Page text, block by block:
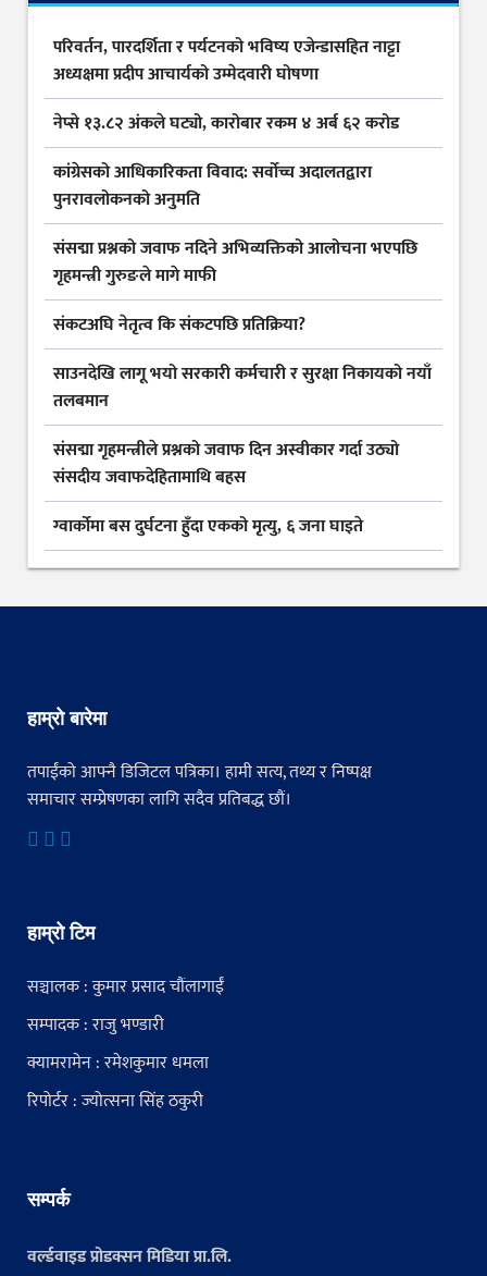
परिवर्तन, पारदर्शिता र पर्यटनको भविष्य एजेन्डासहित नाट्टा
अध्यक्षमा प्रदीप आचार्यको उम्मेदवारी घोषणा
नेप्से १३.८२ अंकले घट्यो, कारोबार रकम ४ अर्ब ६२ करोड
कांग्रेसको आधिकारिकता विवाद: सर्वोच्च अदालतद्वारा
पुनरावलोकनको अनुमति
संसद्मा प्रश्नको जवाफ नदिने अभिव्यक्तिको आलोचना भएपछि
गृहमन्त्री गुरुङले मागे माफी
संकटअघि नेतृत्व कि संकटपछि प्रतिक्रिया?
साउनदेखि लागू भयो सरकारी कर्मचारी र सुरक्षा निकायको नयाँ
तलबमान
संसद्मा गृहमन्त्रीले प्रश्नको जवाफ दिन अस्वीकार गर्दा उठ्यो
संसदीय जवाफदेहितामाथि बहस
ग्वार्कोमा बस दुर्घटना हुँदा एकको मृत्यु, ६ जना घाइते
हाम्रो बारेमा
तपाईंको आफ्नै डिजिटल पत्रिका। हामी सत्य, तथ्य र निष्पक्ष
समाचार सम्प्रेषणका लागि सदैव प्रतिबद्ध छौं।
हाम्रो टिम
सञ्चालक : कुमार प्रसाद चौंलागाईं
सम्पादक : राजु भण्डारी
क्यामरामेन : रमेशकुमार धमला
रिपोर्टर : ज्योत्सना सिंह ठकुरी
सम्पर्क
वर्ल्डवाइड प्रोडक्सन मिडिया प्रा.लि.